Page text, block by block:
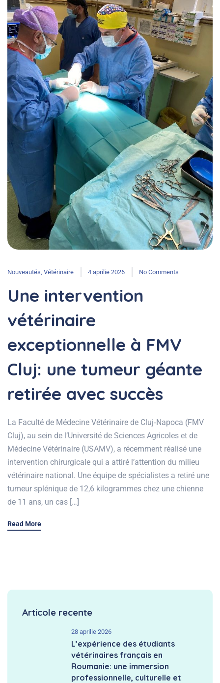
Nouveautés Vétérinaire 4 aprilie 2026 No Comments
Une intervention
vétérinaire
exceptionnelle à FMV
Cluj: une tumeur géante
retirée avec succès
La Faculté de Médecine Vétérinaire de Cluj‑Napoca (FMV
Cluj), au sein de l’Université de Sciences Agricoles et de
Médecine Vétérinaire (USAMV), a récemment réalisé une
intervention chirurgicale qui a attiré l’attention du milieu
vétérinaire national. Une équipe de spécialistes a retiré une
tumeur splénique de 12,6 kilogrammes chez une chienne
de 11 ans, un cas […]
Read More
Articole recente
28 aprilie 2026
L’expérience des étudiants
vétérinaires français en
Roumanie: une immersion
professionnelle, culturelle et